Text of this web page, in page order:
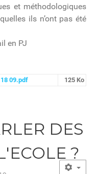
et méthodologiques
ils n’ont pas été
en PJ
09.pdf 125 Ko
DES
?